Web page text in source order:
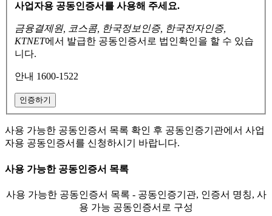
사업자용 공동인증서를 사용해 주세요.
금융결제원, 코스콤, 한국정보인증, 한국전자인증,
KTNET에서 발급한 공동인증서로 법인확인을 할 수 있습
니다.
안내 1600-1522
인증하기
사용 가능한 공동인증서 목록 확인 후 공동인증기관에서 사업
자용 공동인증서를 신청하시기 바랍니다.
사용 가능한 공동인증서 목록
사용 가능한 공동인증서 목록 - 공동인증기관, 인증서 명칭, 사
용 가능 공동인증서로 구성